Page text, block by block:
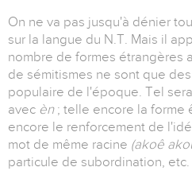
On ne va pas jusqu'à dénier
sur la langue du N.T. Mais il
nombre de formes étrangères
de sémitismes ne sont que
populaire de l'époque. Tel
avec èn; telle encore la forme
encore le renforcement de
mot de même racine (akoê
particule de subordination,